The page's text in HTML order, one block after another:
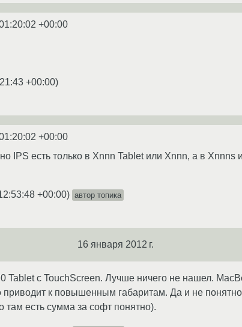
+00:00
+00:00)
+00:00
IPS есть только в Xnnn Tablet или Xnnn, а в Xnnns
+00:00) автор топика
16 января 2012 г.
Tablet с TouchScreen. Лучше ничего не нашел.
приводит к повышенным габаритам. Да и не понятно
там есть сумма за софт понятно).